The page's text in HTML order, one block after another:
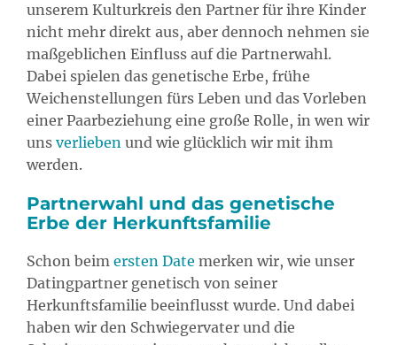
unserem Kulturkreis den Partner für ihre Kinder
nicht mehr direkt aus, aber dennoch nehmen sie
maßgeblichen Einfluss auf die Partnerwahl.
Dabei spielen das genetische Erbe, frühe
Weichenstellungen fürs Leben und das Vorleben
einer Paarbeziehung eine große Rolle, in wen wir
uns verlieben und wie glücklich wir mit ihm
werden.
Partnerwahl und das genetische
Erbe der Herkunftsfamilie
Schon beim ersten Date merken wir, wie unser
Datingpartner genetisch von seiner
Herkunftsfamilie beeinflusst wurde. Und dabei
haben wir den Schwiegervater und die